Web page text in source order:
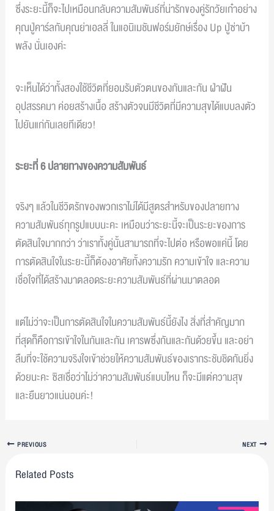
ซึ่งระยะนี้ก็จะไปเหมือนกลับความสัมพันธ์ที่น่ารักของคู่รักวัยเก๋าอย่าง
คุณปู่คาร์ลกับคุณย่าเอลลี่ ในแอนิเมชันฟอร์มยักษ์เรื่อง Up ปู่ซ่าบ้า
พลัง นั่นเองค่ะ
จะเห็นได้ว่าทั้งสองใช้ชีวิตที่ยอมรับตัวตนของกันและกัน ฝ่าฝัน
อุปสรรคมา ค่อยสร้างเนื้อ สร้างตัวจนมีชีวิตที่มีความสุขได้แบบลงตัว
ไปยันแก่กันเลยทีเดียว!
ระยะที่ 6 ปลายทางของความสัมพันธ์
จริงๆ แล้วในชีวิตรักของพวกเราไม่ได้มีสูตรสำหรับของปลายทาง
ความสัมพันธ์ทุกรูปแบบนะคะ เหมือนว่าระยะนี้จะเป็นระยะของการ
ตัดสินใจมากกว่า ว่าเราทั้งคู่นั้นสามารถที่จะไปต่อ หรือพอแค่นี้ โดย
การตัดสินใจในระยะนี้ก็ต้องอาศัยทั้งความรัก ความเข้าใจ และความ
เชื่อใจที่ได้สร้างมาตลอดระยะความสัมพันธ์ที่ผ่านมาตลอด
แต่ไม่ว่าจะเป็นการตัดสินใจในความสัมพันธ์นี้ยังไง สิ่งที่สำคัญมาก
ที่สุดก็คือการเข้าใจในกันและกัน เคารพซึ่งกันและกันด้วยขึ้น และอย่า
ลืมที่จะใช้ความจริงใจเข้าช่วยให้ความสัมพันธ์ของเรากระชับชิดกันยิ่ง
ด้วยนะคะ ซิสเชื่อว่าไม่ว่าความสัมพันธ์แบบไหน ก็จะมีแต่ความสุข
และยืนยาวแน่นอนค่ะ!
PREVIOUS NEXT
Related Posts